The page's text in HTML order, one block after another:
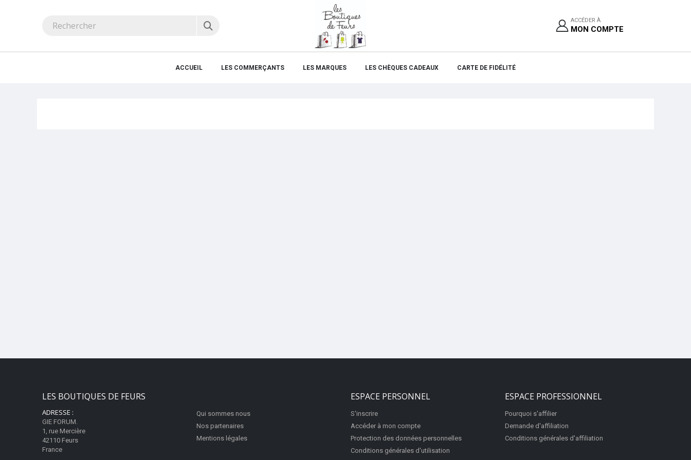
ACCÉDER À
MON COMPTE
ACCUEIL LES COMMERÇANTS LES MARQUES LES CHÈQUES CADEAUX CARTE DE FIDÉLITÉ
LES BOUTIQUES DE FEURS
ADRESSE :
GIE FORUM.
1, rue Mercière
42110 Feurs
France
Qui sommes nous
Nos partenaires
Mentions légales
ESPACE PERSONNEL
S'inscrire
Accéder à mon compte
Protection des données personnelles
Conditions générales d'utilisation
ESPACE PROFESSIONNEL
Pourquoi s'affilier
Demande d'affiliation
Conditions générales d'affiliation